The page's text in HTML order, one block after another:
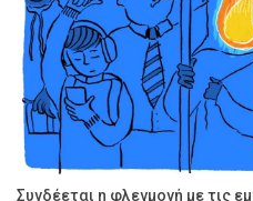
Συνδέεται η φλεγμονή με τις